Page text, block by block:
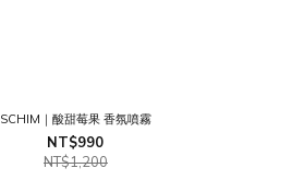
SCHIM｜酸甜莓果 香氛噴霧
NT$990
NT$1,200